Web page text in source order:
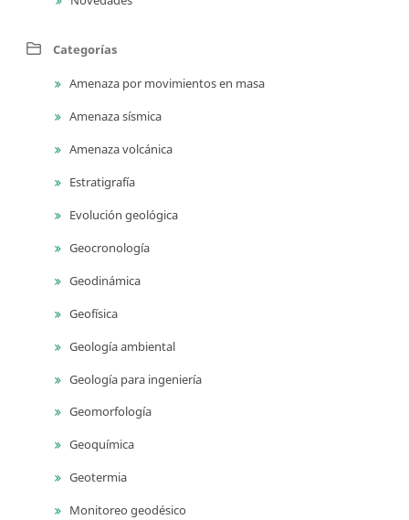
Categorías
Amenaza por movimientos en masa
Amenaza sísmica
Amenaza volcánica
Estratigrafía
Evolución geológica
Geocronología
Geodinámica
Geofísica
Geología ambiental
Geología para ingeniería
Geomorfología
Geoquímica
Geotermia
Monitoreo geodésico